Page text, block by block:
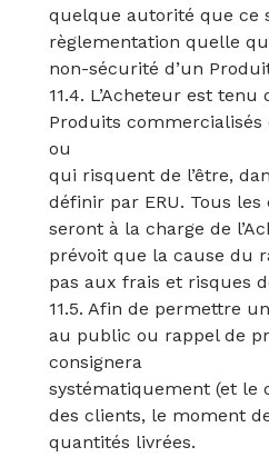
quelque autorité que ce
règlementation quelle
non-sécurité d’un
11.4. L’Acheteur est
Produits commercialisés
ou
qui risquent de l’être,
définir par ERU. Tous
seront à la charge de
prévoit que la cause du
pas aux frais et risques
11.5. Afin de permettre
au public ou rappel de
consignera
systématiquement (et le
des clients, le moment
quantités livrées.